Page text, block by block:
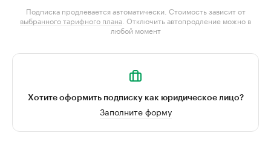
Подписка продлевается автоматически. Стоимость зависит от
выбранного тарифного плана . Отключить автопродление можно в
любой момент
Хотите оформить подписку как юридическое лицо?
Заполните форму